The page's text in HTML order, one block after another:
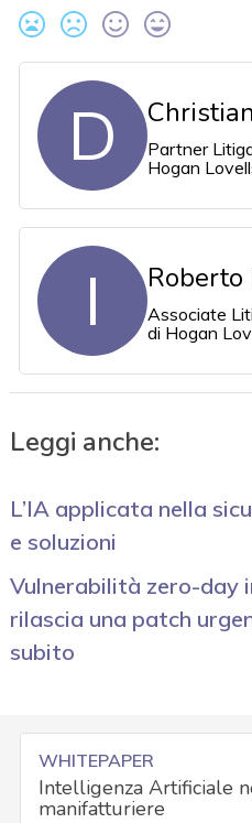
D
Partner
Hogan
I Roberto
Associate
di Hogan
Leggi anche:
L’IA applicata nella
e soluzioni
Vulnerabilità zero-day
rilascia una patch
subito
WHITEPAPER
Intelligenza Artificiale
manifatturiere